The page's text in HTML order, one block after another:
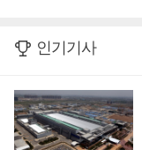
인기기사